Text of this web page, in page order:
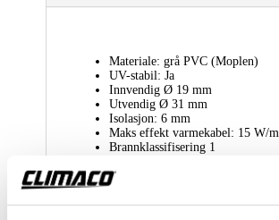
Materiale: grå PVC (Moplen)
UV-stabil: Ja
Innvendig Ø 19 mm
Utvendig Ø 31 mm
Isolasjon: 6 mm
Maks effekt varmekabel: 15 W/m
Brannklassifisering 1